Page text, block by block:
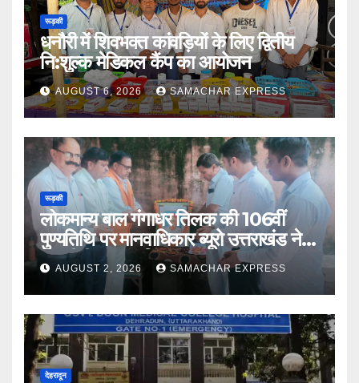
रूड़की
धनौरी में शिवभक्त कांवड़ियों के लिए द्वितीय
नि:शुल्क मेडिकल कैंप का आयोजन
AUGUST 6, 2026 SAMACHAR EXPRESS
रूड़की
लोकमान्य बाल गंगाधर तिलक की 106वीं
पुण्यतिथि पर मानवाधिकार ब्यूरो उत्तराखंड ने दी
भावभीनी श्रद्धांजलि
AUGUST 2, 2026 SAMACHAR EXPRESS
देहरादून